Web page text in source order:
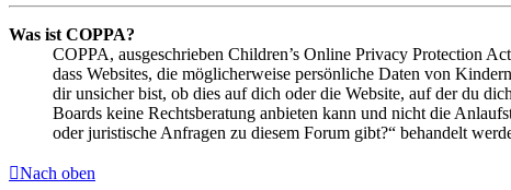
Was ist COPPA?
COPPA, ausgeschrieben Children’s Online Privacy Protection
dass Websites, die möglicherweise persönliche Daten von
dir unsicher bist, ob dies auf dich oder die Website, auf der du
Boards keine Rechtsberatung anbieten kann und nicht die
oder juristische Anfragen zu diesem Forum gibt?“ behandelt
Nach oben